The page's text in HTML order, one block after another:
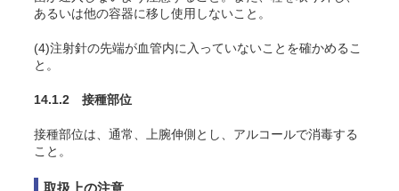
あるいは他の容器に移し使用しないこと。
(4)注射針の先端が血管内に入っていないことを確かめるこ
と。
14.1.2 接種部位
接種部位は、通常、上腕伸側とし、アルコールで消毒する
こと。
取扱上の注意